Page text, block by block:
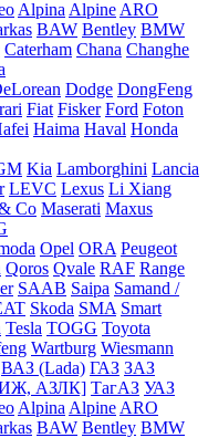
Alpina Alpine ARO
BAW Bentley BMW
Caterham Chana Changhe
Dodge DongFeng
Fiat Fisker Ford Foton
Haima Haval Honda
Kia Lamborghini Lancia
LEVC Lexus Li Xiang
Co Maserati Maxus
Opel ORA Peugeot
Qoros Qvale RAF Range
SAAB Saipa Samand /
Skoda SMA Smart
Tesla TOGG Toyota
Wartburg Wiesmann
ВАЗ (Lada) ГАЗ ЗАЗ
АЗЛК] ТагАЗ УАЗ
Alpina Alpine ARO
BAW Bentley BMW